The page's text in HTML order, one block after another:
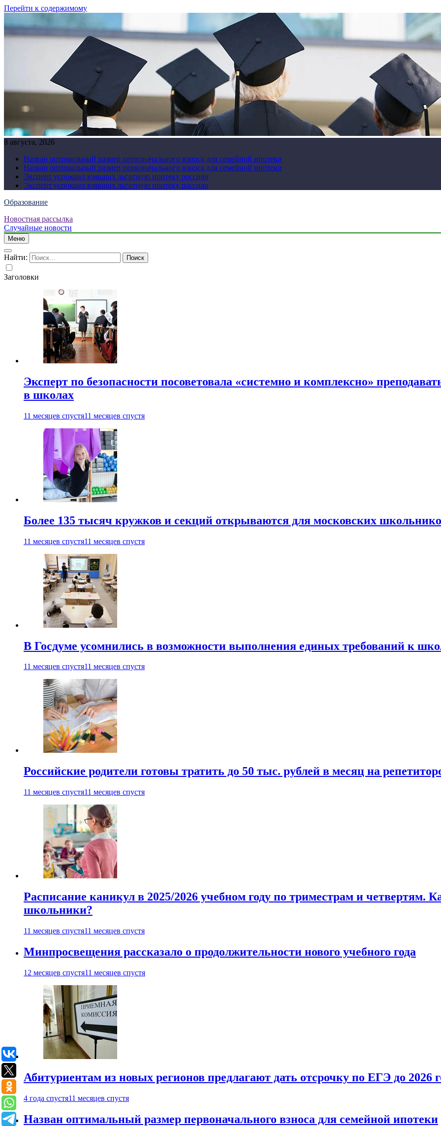
Перейти к содержимому
8 августа, 2026
Назван оптимальный размер первоначального взноса для семейной ипотеки
Назван оптимальный размер первоначального взноса для семейной ипотеки
Эксперт успокоил взявших льготную ипотеку россиян
Эксперт успокоил взявших льготную ипотеку россиян
Образование
Новостная рассылка
Случайные новости
Меню
Найти:
Заголовки
Эксперт по безопасности посоветовала «системно и комплексно»
в школах
11 месяцев спустя11 месяцев спустя
Более 135 тысяч кружков и секций открываются для московских
11 месяцев спустя11 месяцев спустя
В Госдуме усомнились в возможности выполнения единых требований к
11 месяцев спустя11 месяцев спустя
Российские родители готовы тратить до 50 тыс. рублей в месяц на
11 месяцев спустя11 месяцев спустя
Расписание каникул в 2025/2026 учебном году по триместрам и четвертям.
школьники?
11 месяцев спустя11 месяцев спустя
Минпросвещения рассказало о продолжительности нового учебного года
12 месяцев спустя11 месяцев спустя
Абитуриентам из новых регионов предлагают дать отсрочку по ЕГЭ до 2026
4 года спустя11 месяцев спустя
Назван оптимальный размер первоначального взноса для семейной ипотеки